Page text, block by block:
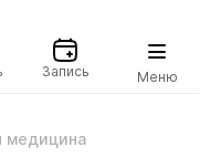
Запись Меню
медицина